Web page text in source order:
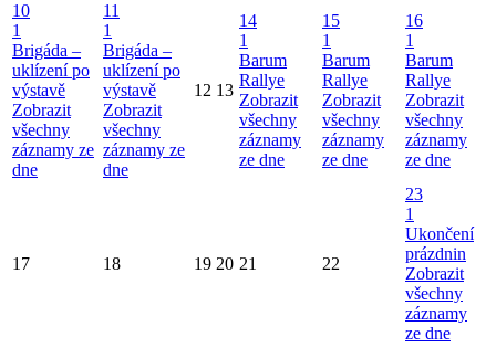
10
1
Brigáda –
uklízení po
výstavě
Zobrazit
všechny
záznamy ze
dne
11
1
Brigáda –
uklízení po
výstavě
Zobrazit
všechny
záznamy ze
dne
12 13
14
1
Barum
Rallye
Zobrazit
všechny
záznamy
ze dne
15
1
Barum
Rallye
Zobrazit
všechny
záznamy
ze dne
16
1
Barum
Rallye
Zobrazit
všechny
záznamy
ze dne
17 18 19 20 21 22
23
1
Ukončení
prázdnin
Zobrazit
všechny
záznamy
ze dne